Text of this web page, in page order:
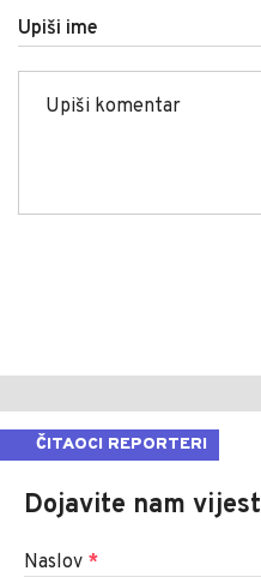
Upiši ime
ČITAOCI REPORTERI
Dojavite nam vijest
Naslov *